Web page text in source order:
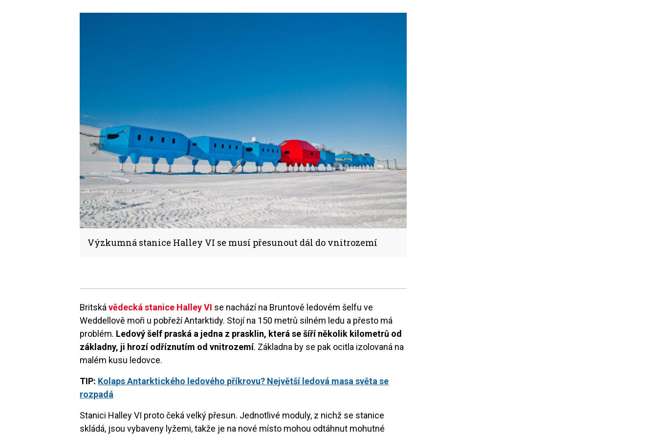
Výzkumná stanice Halley VI se musí přesunout dál do vnitrozemí
Britskávědecká stanice Halley VI se nachází na Bruntově ledovém šelfu ve
Weddellově moři u pobřeží Antarktidy. Stojí na 150 metrů silném ledu a přesto má
problém. Ledový šelf praská a jedna z prasklin, která se šíří několik kilometrů od
základny, ji hrozí odříznutím od vnitrozemí. Základna by se pak ocitla izolovaná na
malém kusu ledovce.
TIP: Kolaps Antarktického ledového příkrovu? Největší ledová masa světa se
rozpadá
Stanici Halley VI proto čeká velký přesun. Jednotlivé moduly, z nichž se stanice
skládá, jsou vybaveny lyžemi, takže je na nové místo mohou odtáhnut mohutné